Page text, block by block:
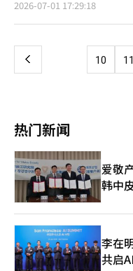
仅需通过邮箱认证即可完
乐天主要消费场所使用手
实现从注册到消费的一站式服务体验。 据
2026-07-01 17:29:18
上
页
10 11
热门新闻
爱敬
韩中
李在
共启